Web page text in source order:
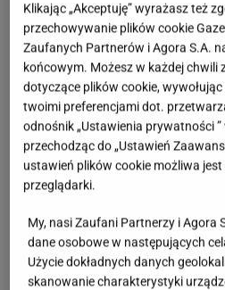
Klikając „Akceptuję” wyrażasz też
przechowywanie plików cookie
Zaufanych Partnerów i Agora S.A.
końcowym. Możesz w każdej chwili
dotyczące plików cookie,
twoimi preferencjami dot.
odnośnik „Ustawienia prywatności
przechodząc do „Ustawień
ustawień plików cookie możliwa
przeglądarki.
My, nasi Zaufani Partnerzy i Agora
dane osobowe w następujących
Użycie dokładnych danych
skanowanie charakterystyki